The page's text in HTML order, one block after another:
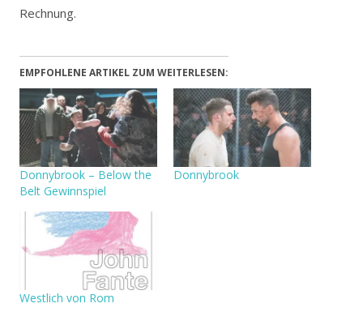
Rechnung.
EMPFOHLENE ARTIKEL ZUM WEITERLESEN:
Donnybrook – Below the
Belt Gewinnspiel
Donnybrook
Westlich von Rom